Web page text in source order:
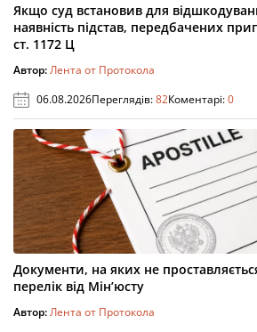
Якщо суд встановив для
наявність підстав, передбачених
ст. 1172 Ц
Автор:Лента от Протокола
06.08.2026Переглядів:82Коментарі:0
Документи, на яких не
перелік від Мін’юсту
Автор:Лента от Протокола